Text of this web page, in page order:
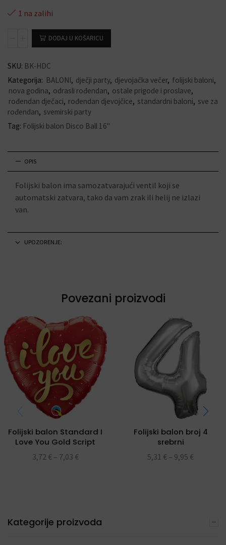
1 na zalihi
DODAJ U KOŠARICU
SKU: BK-HDC
Kategorija: BALONI, dječji party, djevojačka večer, folijski baloni,
nova godina, odrasli rođendan, ostale prigode i proslave,
rođendan dječaci, rođendan djevojčice, standardni baloni, sve za
rođendan, svemirski party
Tag: Folijski balon Disco Ball 16"
OPIS
Folijski balon ima samozatvarajući ventil koji se
automatski zatvara, tako da vam zrak ili helij ne izlazi
van.
UPOZORENJE:
Povezani proizvodi
Folijski balon Standard I
Love You Gold Script
folijski balon 18″
3,72 € – 7,03 €
Folijski balon broj 4
srebrni
5,31 € – 9,95 €
Kategorije proizvoda